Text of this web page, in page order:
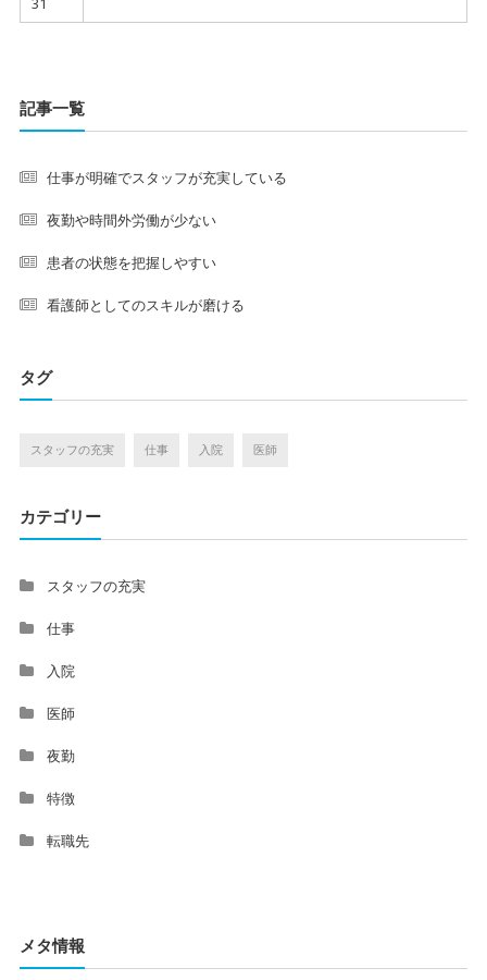
記事一覧
仕事が明確でスタッフが充実している
夜勤や時間外労働が少ない
患者の状態を把握しやすい
看護師としてのスキルが磨ける
タグ
スタッフの充実 仕事 入院 医師
カテゴリー
スタッフの充実
仕事
入院
医師
夜勤
特徴
転職先
メタ情報